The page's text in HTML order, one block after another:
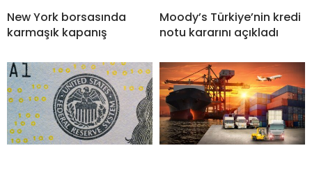
New York borsasında
karmaşık kapanış
Moody’s Türkiye’nin kredi
notu kararını açıkladı